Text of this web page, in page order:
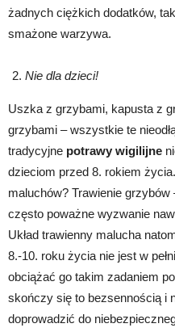
żadnych ciężkich dodatków,
smażone warzywa.
Nie dla dzieci!
Uszka z grzybami, kapusta z
grzybami – wszystkie te
tradycyjne potrawy wigilijne
dzieciom przed 8. rokiem
maluchów? Trawienie
często poważne wyzwanie
Układ trawienny malucha
8.-10. roku życia nie jest w
obciążać go takim zadaniem
skończy się to bezsennością i
doprowadzić do